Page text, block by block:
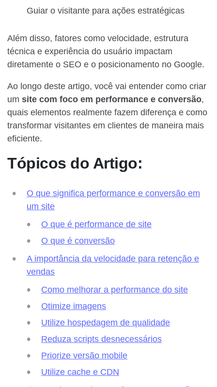
Guiar o visitante para ações estratégicas
Além disso, fatores como velocidade, estrutura
técnica e experiência do usuário impactam
diretamente o SEO e o posicionamento no Google.
Ao longo deste artigo, você vai entender como criar
um site com foco em performance e conversão,
quais elementos realmente fazem diferença e como
transformar visitantes em clientes de maneira mais
eficiente.
Tópicos do Artigo:
O que significa performance e conversão em
um site
O que é performance de site
O que é conversão
A importância da velocidade para retenção e
vendas
Como melhorar a performance do site
Otimize imagens
Utilize hospedagem de qualidade
Reduza scripts desnecessários
Priorize versão mobile
Utilize cache e CDN